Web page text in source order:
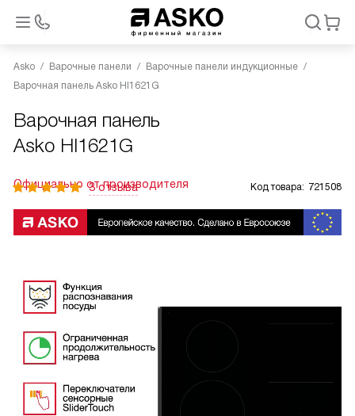
Asko Варочные панели
Варочные панели индукционные
Варочная панель Asko HI1621G
Варочная панель
Asko HI1621G
Официально от производителя
3 отзыва Код товара: 721508